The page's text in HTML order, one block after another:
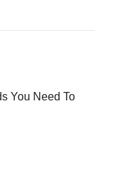
You Need To